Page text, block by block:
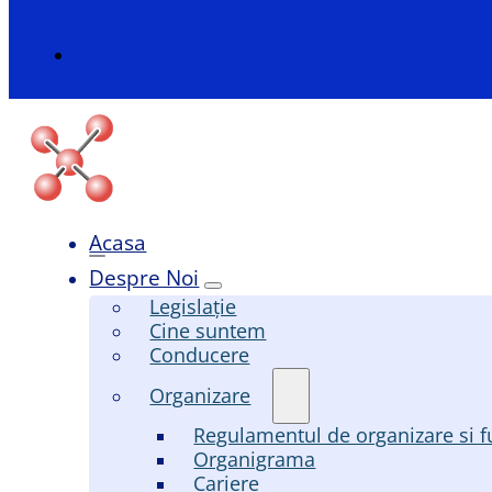
Acasa
Despre Noi
Legislație
Cine suntem
Conducere
Organizare
Regulamentul de organizare si
Organigrama
Cariere